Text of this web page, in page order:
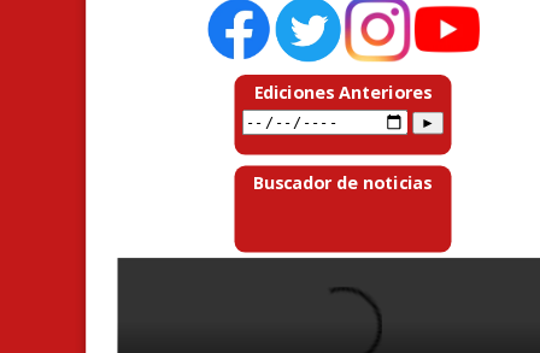
Ediciones Anteriores
Buscador de noticias